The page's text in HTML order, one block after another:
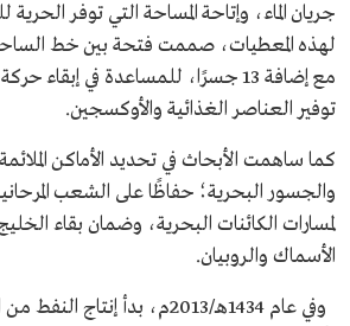
جريان الماء، وإتاحة المساحة التي توفر الحرية
لهذه المعطيات، صممت فتحة بين خط
مع إضافة 13 جسرًا، للمساعدة في إبقاء
توفير العناصر الغذائية والأوكسجين.
كما ساهمت الأبحاث في تحديد الأماكن
والجسور البحرية؛ حفاظًا على الشعب
لمسارات الكائنات البحرية، وضمان بقاء
الأسماك والروبيان.
وفي عام 1434هـ/2013م، بدأ